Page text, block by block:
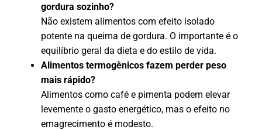
gordura sozinho?
Não existem alimentos com efeito isolado
potente na queima de gordura. O importante é o
equilíbrio geral da dieta e do estilo de vida.
Alimentos termogênicos fazem perder peso
mais rápido?
Alimentos como café e pimenta podem elevar
levemente o gasto energético, mas o efeito no
emagrecimento é modesto.